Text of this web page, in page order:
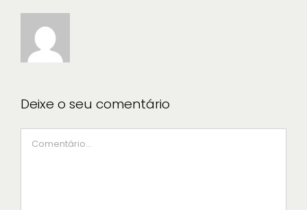
Deixe o seu comentário
Comment